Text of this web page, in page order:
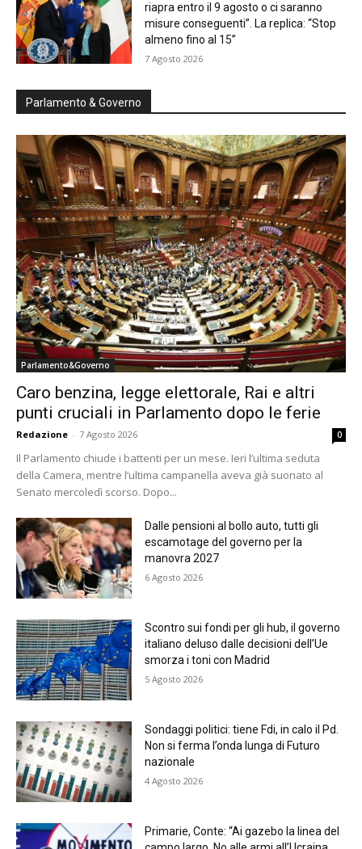
riapra entro il 9 agosto o ci saranno
misure conseguenti”. La replica: “Stop
almeno fino al 15”
7 Agosto 2026
Parlamento & Governo
Parlamento&Governo
Caro benzina, legge elettorale, Rai e altri
punti cruciali in Parlamento dopo le ferie
Redazione - 7 Agosto 2026 0
Il Parlamento chiude i battenti per un mese. Ieri l’ultima seduta
della Camera, mentre l’ultima campanella aveva già suonato al
Senato mercoledì scorso. Dopo...
Dalle pensioni al bollo auto, tutti gli
escamotage del governo per la
manovra 2027
6 Agosto 2026
Scontro sui fondi per gli hub, il governo
italiano deluso dalle decisioni dell’Ue
smorza i toni con Madrid
5 Agosto 2026
Sondaggi politici: tiene Fdi, in calo il Pd.
Non si ferma l’onda lunga di Futuro
nazionale
4 Agosto 2026
Primarie, Conte: “Ai gazebo la linea del